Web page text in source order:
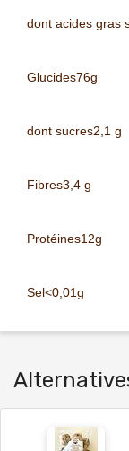
dont acides gras
Glucides76g
dont sucres2,1 g
Fibres3,4 g
Protéines12g
Sel<0,01g